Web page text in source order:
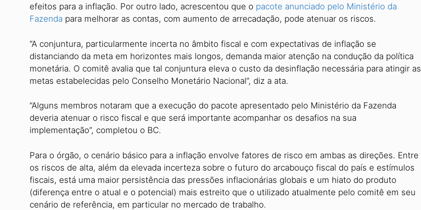
efeitos para a inflação. Por outro lado, acrescentou que o pacote anunciado pelo Ministério da
Fazenda para melhorar as contas, com aumento de arrecadação, pode atenuar os riscos.
“A conjuntura, particularmente incerta no âmbito fiscal e com expectativas de inflação se
distanciando da meta em horizontes mais longos, demanda maior atenção na condução da política
monetária. O comitê avalia que tal conjuntura eleva o custo da desinflação necessária para atingir as
metas estabelecidas pelo Conselho Monetário Nacional”, diz a ata.
“Alguns membros notaram que a execução do pacote apresentado pelo Ministério da Fazenda
deveria atenuar o risco fiscal e que será importante acompanhar os desafios na sua
implementação”, completou o BC.
Para o órgão, o cenário básico para a inflação envolve fatores de risco em ambas as direções. Entre
os riscos de alta, além da elevada incerteza sobre o futuro do arcabouço fiscal do país e estímulos
fiscais, está uma maior persistência das pressões inflacionárias globais e um hiato do produto
(diferença entre o atual e o potencial) mais estreito que o utilizado atualmente pelo comitê em seu
cenário de referência, em particular no mercado de trabalho.